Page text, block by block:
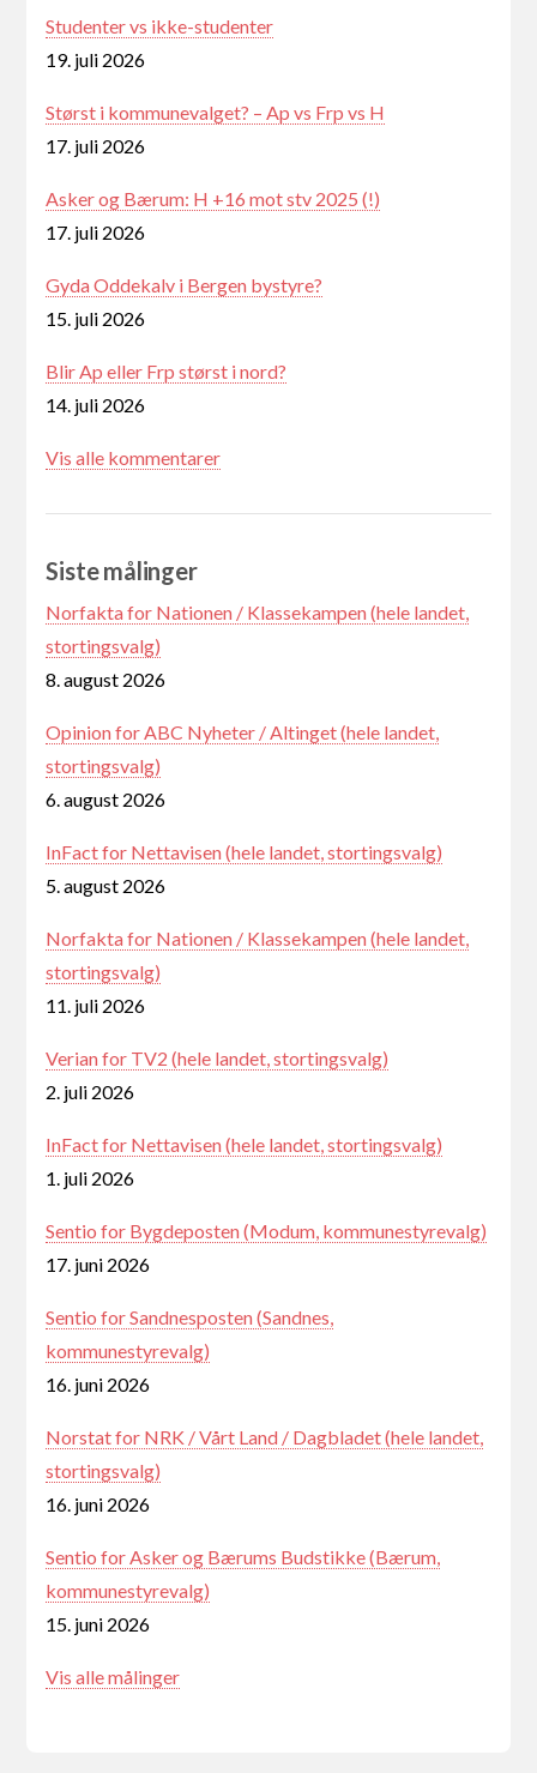
Studenter vs ikke-studenter
19. juli 2026
Størst i kommunevalget? – Ap vs Frp vs H
17. juli 2026
Asker og Bærum: H +16 mot stv 2025 (!)
17. juli 2026
Gyda Oddekalv i Bergen bystyre?
15. juli 2026
Blir Ap eller Frp størst i nord?
14. juli 2026
Vis alle kommentarer
Siste målinger
Norfakta for Nationen / Klassekampen (hele landet,
stortingsvalg)
8. august 2026
Opinion for ABC Nyheter / Altinget (hele landet,
stortingsvalg)
6. august 2026
InFact for Nettavisen (hele landet, stortingsvalg)
5. august 2026
Norfakta for Nationen / Klassekampen (hele landet,
stortingsvalg)
11. juli 2026
Verian for TV2 (hele landet, stortingsvalg)
2. juli 2026
InFact for Nettavisen (hele landet, stortingsvalg)
1. juli 2026
Sentio for Bygdeposten (Modum, kommunestyrevalg)
17. juni 2026
Sentio for Sandnesposten (Sandnes,
kommunestyrevalg)
16. juni 2026
Norstat for NRK / Vårt Land / Dagbladet (hele landet,
stortingsvalg)
16. juni 2026
Sentio for Asker og Bærums Budstikke (Bærum,
kommunestyrevalg)
15. juni 2026
Vis alle målinger